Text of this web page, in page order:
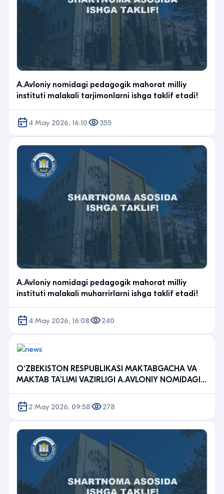
A.Avloniy nomidagi pedagogik mahorat milliy
instituti malakali tarjimonlarni ishga taklif etadi!
4 May 2026, 16:10 355
A.Avloniy nomidagi pedagogik mahorat milliy
instituti malakali muharrirlarni ishga taklif etadi!
4 May 2026, 16:08 240
O‘ZBEKISTON RESPUBLIKASI MAKTABGACHA VA
MAKTAB TA’LIMI VAZIRLIGI A.AVLONIY NOMIDAGI
2 May 2026, 09:58
278